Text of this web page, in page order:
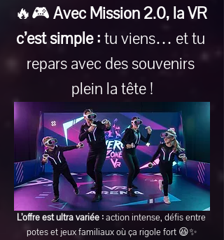
🔥🎮 Avec Mission 2.0, la VR
c’est simple : tu viens… et tu
repars avec des souvenirs
plein la tête !
L’offre est ultra variée : action intense, défis entre
potes et jeux familiaux où ça rigole fort 😆✨